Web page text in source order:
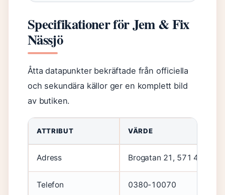
Specifikationer för Jem & Fix
Nässjö
Åtta datapunkter bekräftade från officiella
och sekundära källor ger en komplett bild
av butiken.
ATTRIBUT VÄRDE
Adress Brogatan 21, 571 41
Telefon 0380-10070